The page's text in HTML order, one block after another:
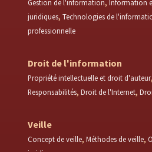
Gestion de l'information Information
juridiques Technologies de
professionnelle
Droit de l'information
Propriété intellectuelle et droit d'auteur
Responsabilités Droit de l'Internet
Veille
Concept de veille Méthodes de veille